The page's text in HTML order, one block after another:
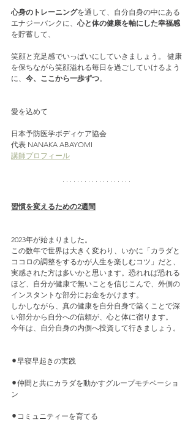
心身のトレーニングを通して、自分自身の中にある
エナジーバンクに、 心と体の健康を軸にした幸福感
を貯蓄して、
笑顔と充足感でいっぱいにしていきましょう。 健康
を保ちながら笑顔溢れる毎日を過ごしていけるよう
に、 今、ここから一歩ずつ。
愛を込めて
日本予防医学ボディケア協会
代表 NANAKA ABAYOMI
講師プロフィール
習慣を変えるための2週間
2023年が始まりました。
この数年で世界は大きく変わり、いかに「カラダと
ココロの調整をするかが人生を楽しむコツ」だと、
実感された方は多いかと思います。恐れれば恐れる
ほど、自分が健康で無いことを信じこんで、外側の
インスタントな部分にお金をかけます。
しかしながら、真の健康を自分自身で築くことで深
い部分から自分への信頼が、心と体に宿ります。
今年は、自分自身の内側へ投資して行きましょう。
⚫︎早寝早起きの実践
⚫︎仲間と共にカラダを動かすグループモチベーショ
ン
⚫︎コミュニティーを育てる